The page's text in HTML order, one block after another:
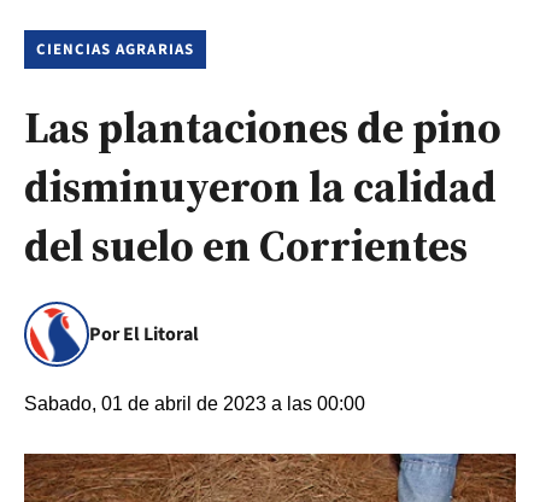
CIENCIAS AGRARIAS
Las plantaciones de pino
disminuyeron la calidad
del suelo en Corrientes
Por El Litoral
Sabado, 01 de abril de 2023 a las 00:00